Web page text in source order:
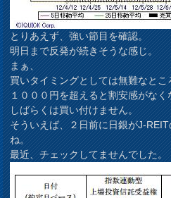
とりあえず、強い節目を確認。
明日まで反発が続きそうな感じ。
まぁ、
買いタイミングとしては無難なとこ
１０００円を超えると割安感がな
しばらくは買い付けません。
そういえば、２日前に日銀がJ-
ね。
最近、チェックしてませんでした。